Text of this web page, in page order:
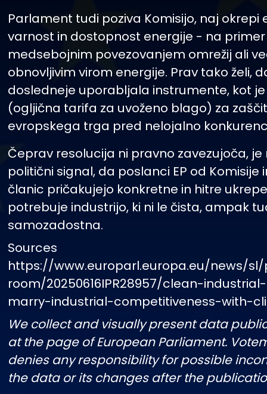
Parlament tudi poziva Komisijo, naj okrepi
varnost in dostopnost energije - na
medsebojnim povezovanjem omrežij ali
obnovljivim virom energije. Prav tako želi,
dosledneje uporabljala instrumente, kot je
(ogljična tarifa za uvoženo blago) za
evropskega trga pred nelojalno
Čeprav resolucija ni pravno zavezujoča,
politični signal, da poslanci EP od Komisije
članic pričakujejo konkretne in hitre
potrebuje industrijo, ki ni le čista, ampak
samozadostna.
Sources
https://www.europarl.europa.eu/news/
room/20250616IPR28957/clean-
marry-industrial-competitiveness-with-
We collect and visually present data
at the page of European Parliament.
denies any responsibility for possible
the data or its changes after the